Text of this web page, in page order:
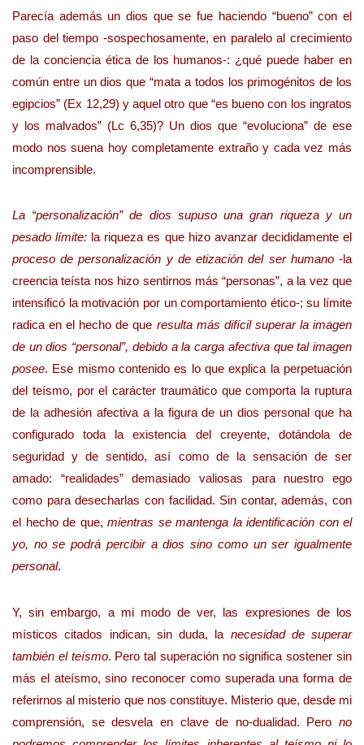
Parecía además un dios que se fue haciendo “bueno” con el
paso del tiempo -sospechosamente, en paralelo al crecimiento
de la conciencia ética de los humanos-: ¿qué puede haber en
común entre un dios que “mata a todos los primogénitos de los
egipcios” (Ex 12,29) y aquel otro que “es bueno con los ingratos
y los malvados” (Lc 6,35)? Un dios que “evoluciona” de ese
modo nos suena hoy completamente extraño y cada vez más
incomprensible.
La “personalización” de dios supuso una gran riqueza y un
pesado límite: la riqueza es que hizo avanzar decididamente el
proceso de personalización y de etización del ser humano-la
creencia teísta nos hizo sentirnos más “personas”, a la vez que
intensificó la motivación por un comportamiento ético-; su límite
radica en el hecho de que resulta más difícil superar la imagen
de un dios “personal”, debido a la carga afectiva que tal imagen
posee. Ese mismo contenido es lo que explica la perpetuación
del teísmo, por el carácter traumático que comporta la ruptura
de la adhesión afectiva a la figura de un dios personal que ha
configurado toda la existencia del creyente, dotándola de
seguridad y de sentido, así como de la sensación de ser
amado: “realidades” demasiado valiosas para nuestro ego
como para desecharlas con facilidad. Sin contar, además, con
el hecho de que, mientras se mantenga la identificación con el
yo, no se podrá percibir a dios sino como un ser igualmente
personal.
Y, sin embargo, a mi modo de ver, las expresiones de los
místicos citados indican, sin duda, la necesidad de superar
también el teísmo. Pero tal superación no significa sostener sin
más el ateísmo, sino reconocer como superada una forma de
referirnos al misterio que nos constituye. Misterio que, desde mi
comprensión, se desvela en clave de no-dualidad. Pero no